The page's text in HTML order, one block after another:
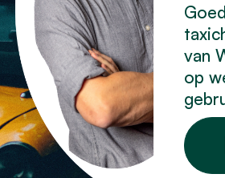
van
op